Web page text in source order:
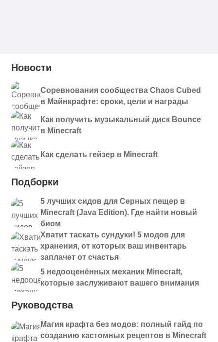
Новости
Соревнования сообщества Chaos Cubed
в Майнкрафте: сроки, цели и награды
Как получить музыкальный диск Bounce
в Minecraft
Как сделать гейзер в Minecraft
Подборки
5 лучших сидов для Серных пещер в
Minecraft (Java Edition). Где найти новый
биом
Хватит таскать сундуки! 5 модов для
хранения, от которых ваш инвентарь
заплачет от счастья
5 недооценённых механик Minecraft,
которые заслуживают вашего внимания
Руководства
Магия крафта без модов: полный гайд по
созданию кастомных рецептов в Minecraft